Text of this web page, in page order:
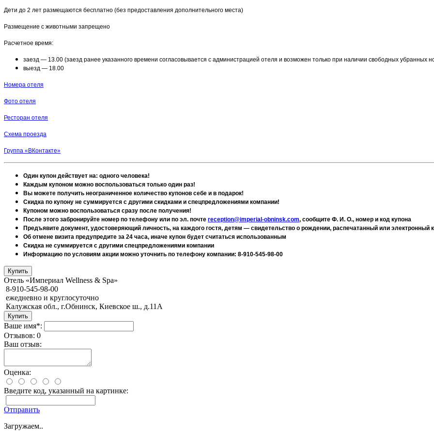
Дети до 2 лет размещаются бесплатно (без предоставления дополнительного места)
Размещение с животными запрещено
Расчетное время:
заезд — 13.00 (заезд ранее указанного времени согласовывается с администрацией отеля и возможен только при наличии свободных убранных
выезд — 18.00​
Номера отеля
Фото отеля
Ресторан отеля
Схема проезда
Группа «ВКонтакте»
Один купон действует на: одного человека!
Каждым купоном можно воспользоваться только один раз!
Вы можете получить неограниченное количество купонов себе и в подарок!
Скидка по купону не суммируется с другими скидками и спецпредложениями компании!
Купоном можно воспользоваться сразу после получения!
После этого забронируйте номер по телефону или по эл. почте reception@imperial-obninsk.com, сообщите Ф. И. О., номер и код купона
Предъявите документ, удостоверяющий личность, на каждого гостя, детям — свидетельство о рождении, распечатанный или электронный
Об отмене визита предупредите за 24 часа, иначе купон будет считаться использованным
Скидка не суммируется с другими спецпредложениями компании
Информацию по условиям акции можно уточнить по телефону компании: 8-910-545-98-00
Отель «Империал Wellness & Spa»
8-910-545-98-00
ежедневно и круглосуточно
Калужская обл., г.Обнинск, Киевское ш., д.11А
Ваше имя*:
Отзывов: 0
Ваш отзыв:
Оценка:
Введите код, указанный на картинке:
Отправить
Загружаем..